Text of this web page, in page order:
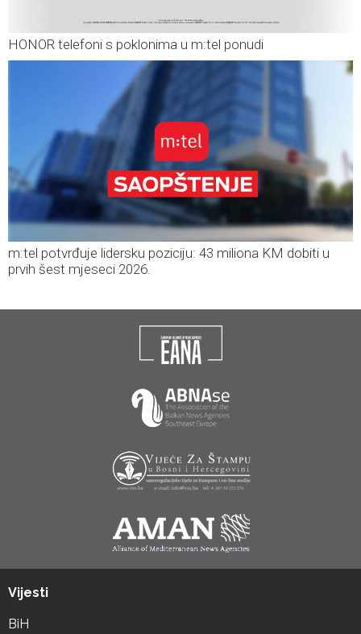
HONOR telefoni s poklonima u m:tel ponudi
m:tel potvrđuje lidersku poziciju: 43 miliona KM dobiti u
prvih šest mjeseci 2026.
Vijesti
BiH